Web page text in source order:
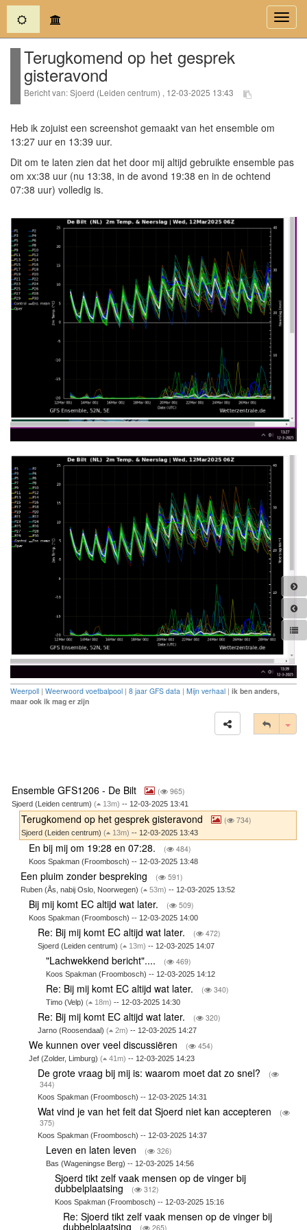
(current)
Terugkomend op het gesprek
gisteravond
Bericht van: Sjoerd (Leiden centrum) , 12-03-2025 13:43
Heb ik zojuist een screenshot gemaakt van het ensemble om
13:27 uur en 13:39 uur.
Dit om te laten zien dat het door mij altijd gebruikte ensemble pas
om xx:38 uur (nu 13:38, in de avond 19:38 en in de ochtend
07:38 uur) volledig is.
Weerpoll | Weerwoord voetbalpool | 8 jaar GFS data | Mijn verhaal | ik ben anders,
maar ook ik mag er zijn
Ensemble GFS1206 - De Bilt ( 965)
Sjoerd (Leiden centrum) ( 13m) -- 12-03-2025 13:41
Terugkomend op het gesprek gisteravond ( 734)
Sjoerd (Leiden centrum) ( 13m) -- 12-03-2025 13:43
En bij mij om 19:28 en 07:28. ( 484)
Koos Spakman (Froombosch) -- 12-03-2025 13:48
Een pluim zonder bespreking ( 591)
Ruben (Ås, nabij Oslo, Noorwegen) ( 53m) -- 12-03-2025 13:52
Bij mij komt EC altijd wat later. ( 509)
Koos Spakman (Froombosch) -- 12-03-2025 14:00
Re: Bij mij komt EC altijd wat later. ( 472)
Sjoerd (Leiden centrum) ( 13m) -- 12-03-2025 14:07
"Lachwekkend bericht".... ( 469)
Koos Spakman (Froombosch) -- 12-03-2025 14:12
Re: Bij mij komt EC altijd wat later. ( 340)
Timo (Velp)( 18m) -- 12-03-2025 14:30
Re: Bij mij komt EC altijd wat later. ( 320)
Jarno (Roosendaal) ( 2m) -- 12-03-2025 14:27
We kunnen over veel discussiëren ( 454)
Jef (Zolder, Limburg)( 41m) -- 12-03-2025 14:23
De grote vraag bij mij is: waarom moet dat zo snel?
(
344)
Koos Spakman (Froombosch) -- 12-03-2025 14:31
Wat vind je van het feit dat Sjoerd niet kan accepteren
(
375)
Koos Spakman (Froombosch) -- 12-03-2025 14:37
Leven en laten leven ( 326)
Bas (Wageningse Berg) -- 12-03-2025 14:56
Sjoerd tikt zelf vaak mensen op de vinger bij
dubbelplaatsing ( 312)
Koos Spakman (Froombosch) -- 12-03-2025 15:16
Re: Sjoerd tikt zelf vaak mensen op de vinger bij
dubbelplaatsing ( 265)